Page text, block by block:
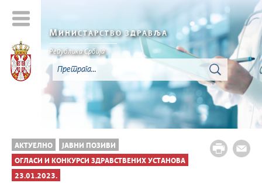
МИНИСТАРСТВО ЗДРАВЉА
Република Србија
АКТУЕЛНО ЈАВНИ ПОЗИВИ
ОГЛАСИ И КОНКУРСИ ЗДРАВСТВЕНИХ УСТАНОВА
23.01.2023.